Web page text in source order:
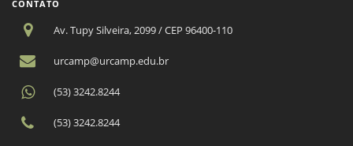
CONTATO
Av. Tupy Silveira, 2099 / CEP 96400-110
urcamp@urcamp.edu.br
(53) 3242.8244
(53) 3242.8244